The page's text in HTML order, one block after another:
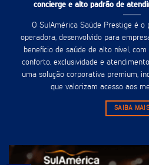
concierge e alto padrão de
O SulAmérica Saúde Prestige é o
operadora, desenvolvido para
benefício de saúde de alto nível,
conforto, exclusividade e
uma solução corporativa premium,
que valorizam acesso aos
SAIBA